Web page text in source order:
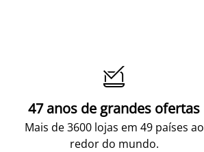

47 anos de grandes ofertas
Mais de 3600 lojas em 49 países ao
redor do mundo.